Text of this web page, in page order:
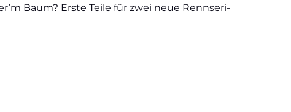
Baum? Ers­te Tei­le für zwei neue Renn­se­ri­